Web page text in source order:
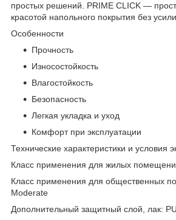
простых решений. PRIME CLICK —
красотой напольного покрытия без
Особенности
Прочность
Износостойкость
Влагостойкость
Безопасность
Легкая укладка и уход
Комфорт при эксплуатации
Технические характеристики и условия
Класс применения для жилых
Класс применения для общественных
Moderate
Дополнительный защитный слой, лак: